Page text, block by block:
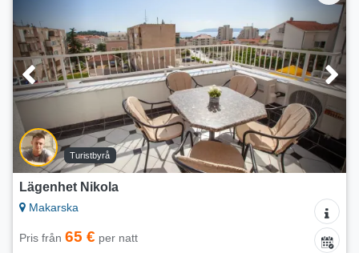
Turistbyrå
Lägenhet Nikola
Makarska
Pris från 65 € per natt